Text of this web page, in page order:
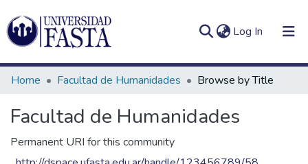
Log In (current)
Communities
&
In(current)
Home Facultad de Humanidades Browse by Title
Facultad de Humanidades
Permanent URI for this community